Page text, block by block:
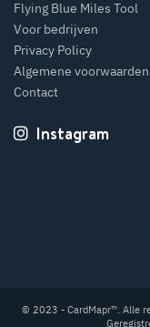
Flying Blue Miles Tool
Voor bedrijven
Privacy Policy
Algemene voorwaarden
Contact
Instagram
© 2023 - CardMapr™. Alle